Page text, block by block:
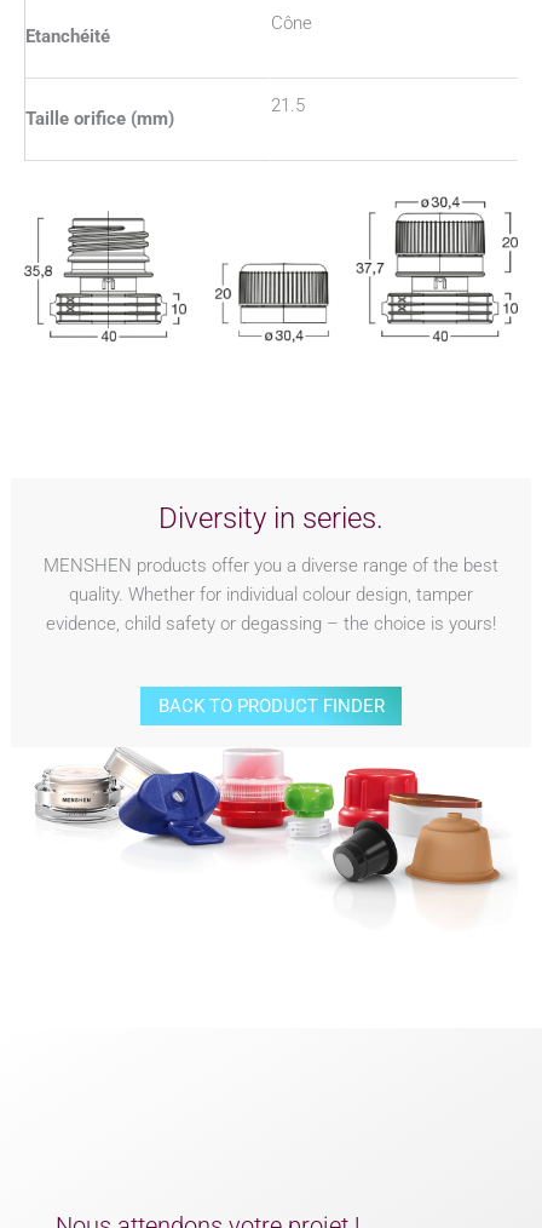
Etanchéité
Cône
Taille orifice (mm)
21.5
Diversity in series.
MENSHEN products offer you a diverse range of the best
quality. Whether for individual colour design, tamper
evidence, child safety or degassing – the choice is yours!
BACK TO PRODUCT FINDER